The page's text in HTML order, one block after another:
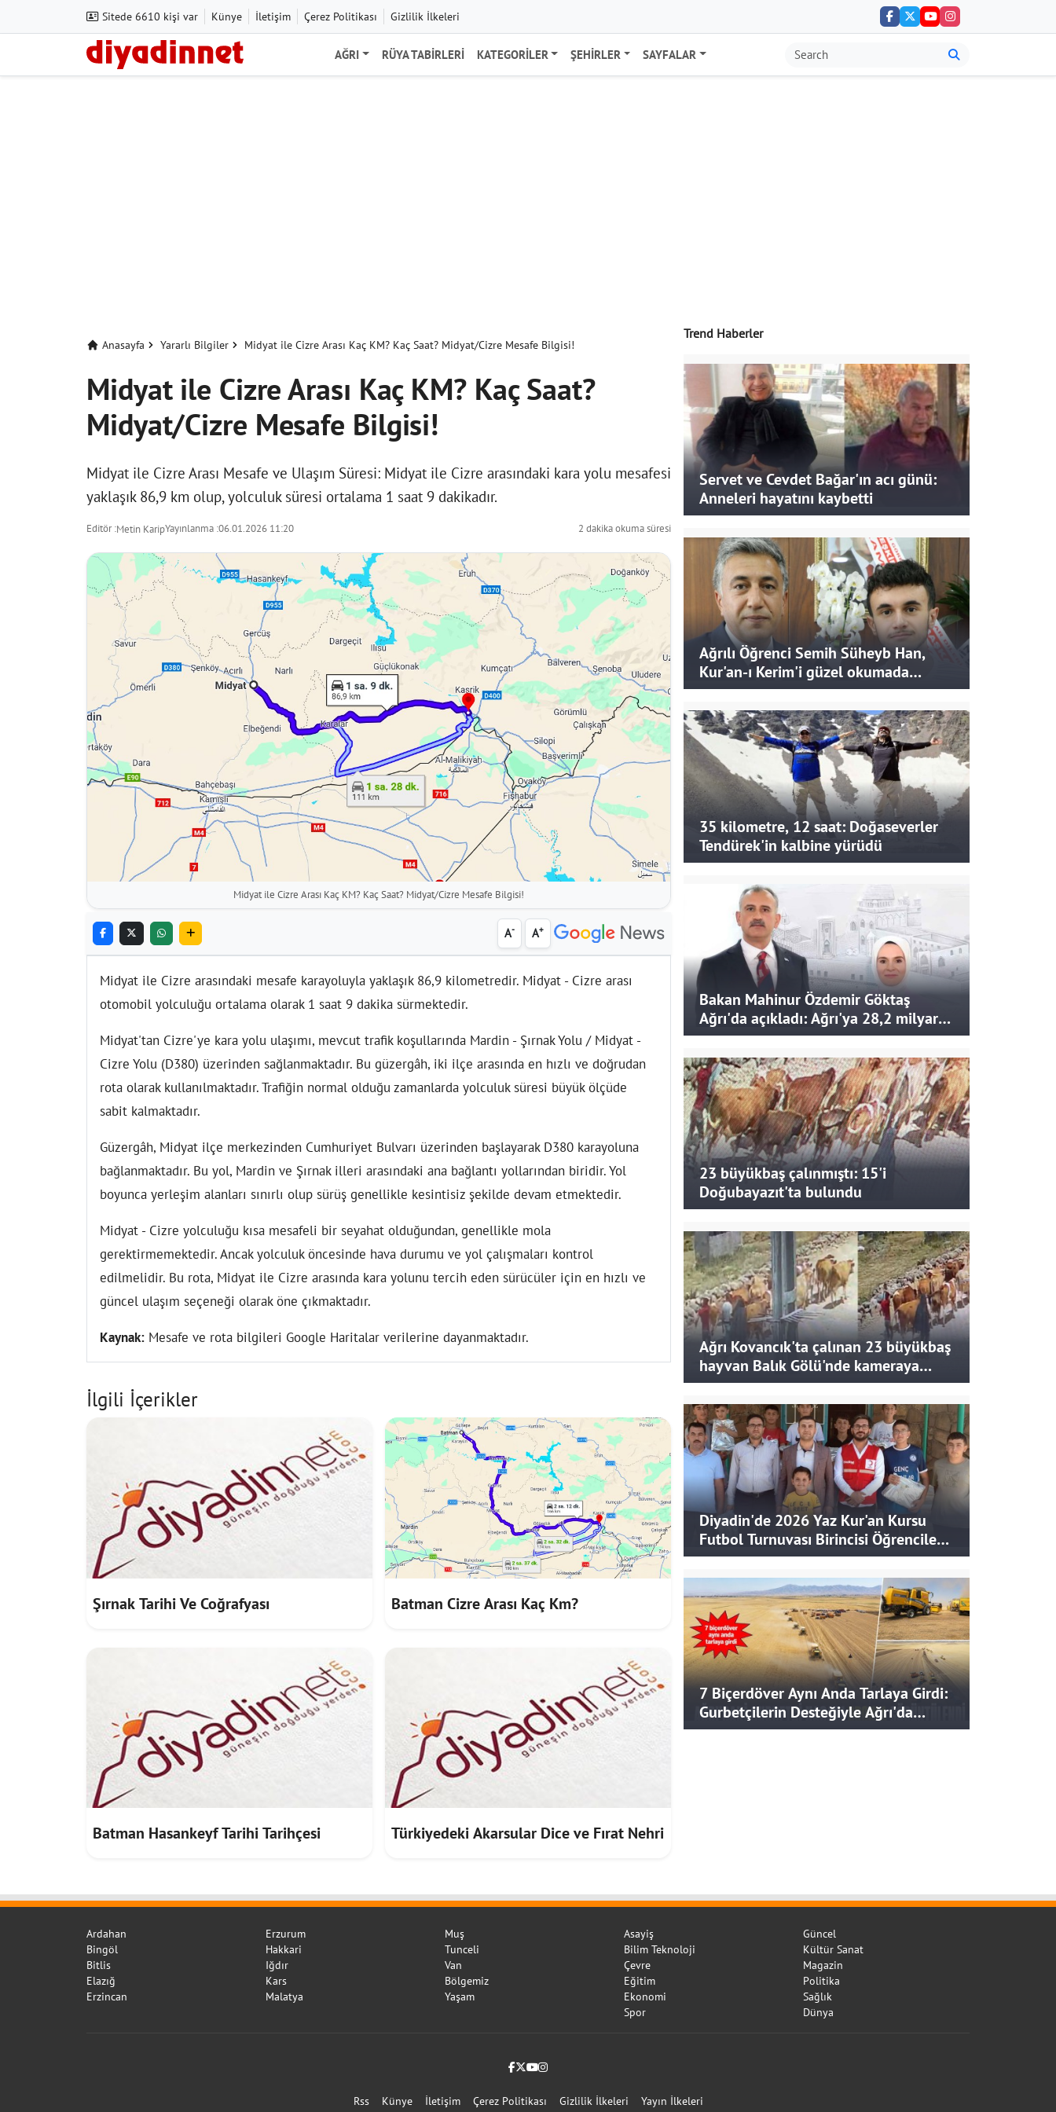
Sitede 6610 kişi var Künye İletişim Çerez Politikası Gizlilik İlkeleri
AĞRI RÜYA TABIRLERI KATEGORILER ŞEHIRLER SAYFALAR
Anasayfa Yararlı Bilgiler Midyat ile Cizre Arası Kaç KM? Kaç Saat? Midyat/Cizre Mesafe Bilgisi!
Midyat ile Cizre Arası Kaç KM? Kaç Saat?
Midyat/Cizre Mesafe Bilgisi!
Midyat ile Cizre Arası Mesafe ve Ulaşım Süresi: Midyat ile Cizre arasındaki kara yolu mesafesi
yaklaşık 86,9 km olup, yolculuk süresi ortalama 1 saat 9 dakikadır.
Editör :Metin KaripYayınlanma :06.01.2026 11:20 2 dakika okuma süresi
Midyat ile Cizre Arası Kaç KM? Kaç Saat? Midyat/Cizre Mesafe Bilgisi!
A- A+
Midyat ile Cizre arasındaki mesafe karayoluyla yaklaşık 86,9 kilometredir. Midyat - Cizre arası
otomobil yolculuğu ortalama olarak 1 saat 9 dakika sürmektedir.
Midyat'tan Cizre'ye kara yolu ulaşımı, mevcut trafik koşullarında Mardin - Şırnak Yolu / Midyat -
Cizre Yolu (D380) üzerinden sağlanmaktadır. Bu güzergâh, iki ilçe arasında en hızlı ve doğrudan
rota olarak kullanılmaktadır. Trafiğin normal olduğu zamanlarda yolculuk süresi büyük ölçüde
sabit kalmaktadır.
Güzergâh, Midyat ilçe merkezinden Cumhuriyet Bulvarı üzerinden başlayarak D380 karayoluna
bağlanmaktadır. Bu yol, Mardin ve Şırnak illeri arasındaki ana bağlantı yollarından biridir. Yol
boyunca yerleşim alanları sınırlı olup sürüş genellikle kesintisiz şekilde devam etmektedir.
Midyat - Cizre yolculuğu kısa mesafeli bir seyahat olduğundan, genellikle mola
gerektirmemektedir. Ancak yolculuk öncesinde hava durumu ve yol çalışmaları kontrol
edilmelidir. Bu rota, Midyat ile Cizre arasında kara yolunu tercih eden sürücüler için en hızlı ve
güncel ulaşım seçeneği olarak öne çıkmaktadır.
Kaynak: Mesafe ve rota bilgileri Google Haritalar verilerine dayanmaktadır.
İlgili İçerikler
Şırnak Tarihi Ve Coğrafyası Batman Cizre Arası Kaç Km?
Batman Hasankeyf Tarihi Tarihçesi Türkiyedeki Akarsular Dice ve Fırat Nehri
Trend Haberler
Servet ve Cevdet Bağar'ın acı günü:
Anneleri hayatını kaybetti
Ağrılı Öğrenci Semih Süheyb Han,
Kur'an-ı Kerim'i güzel okumada
Türkiye ikincisi oldu
35 kilometre, 12 saat: Doğaseverler
Tendürek'in kalbine yürüdü
Bakan Mahinur Özdemir Göktaş
Ağrı'da açıkladı: Ağrı'ya 28,2 milyar
liralık yatırım ve destek sağlandı
23 büyükbaş çalınmıştı: 15'i
Doğubayazıt'ta bulundu
Ağrı Kovancık'ta çalınan 23 büyükbaş
hayvan Balık Gölü'nde kameraya
takıldı
Diyadin'de 2026 Yaz Kur'an Kursu
Futbol Turnuvası Birincisi Öğrencilere
Hediye
7 Biçerdöver Aynı Anda Tarlaya Girdi:
Gurbetçilerin Desteğiyle Ağrı'da
Bereketli Hasat
Ardahan
Bingöl
Bitlis
Elazığ
Erzincan
Erzurum
Hakkari
Iğdır
Kars
Malatya
Muş
Tunceli
Van
Bölgemiz
Yaşam
Asayiş
Bilim Teknoloji
Çevre
Eğitim
Ekonomi
Spor
Güncel
Kültür Sanat
Magazin
Politika
Sağlık
Dünya
Facebook
Twitter (X)
YouTube
Instagram
Rss Künye İletişim Çerez Politikası Gizlilik İlkeleri Yayın İlkeleri